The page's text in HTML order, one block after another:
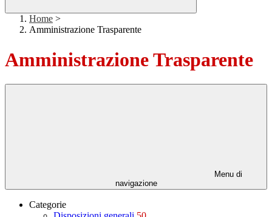
Home >
Amministrazione Trasparente
Amministrazione Trasparente
Menu di
navigazione
Categorie